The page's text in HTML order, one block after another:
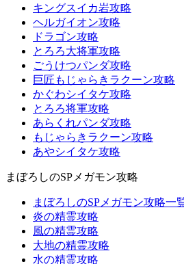
キングスイカ岩攻略
ヘルガイオン攻略
ドラゴン攻略
とろろ大将軍攻略
ごうけつパンダ攻略
巨匠もじゃらきラクーン攻略
かぐわシイタケ攻略
とろろ将軍攻略
あらくれパンダ攻略
もじゃらきラクーン攻略
あやシイタケ攻略
まぼろしのSPメガモン攻略
まぼろしのSPメガモン攻略一
炎の精霊攻略
風の精霊攻略
大地の精霊攻略
水の精霊攻略